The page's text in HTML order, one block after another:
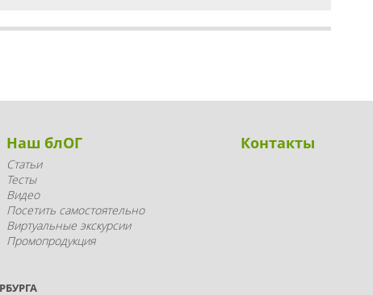
Наш блОГ
Статьи
Тесты
Видео
Посетить самостоятельно
Виртуальные экскурсии
Промопродукция
Контакты